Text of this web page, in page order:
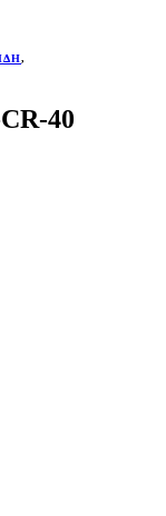
,
40